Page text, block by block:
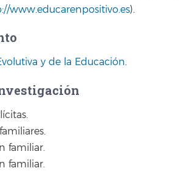
www.educarenpositivo.es).
y de la Educación.
familiar.
familiar.